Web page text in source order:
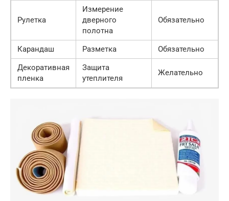
Рулетка
Измерение
дверного
полотна
Обязательно
Карандаш Разметка
Обязательно
Декоративная
пленка
Защита
утеплителя
Желательно